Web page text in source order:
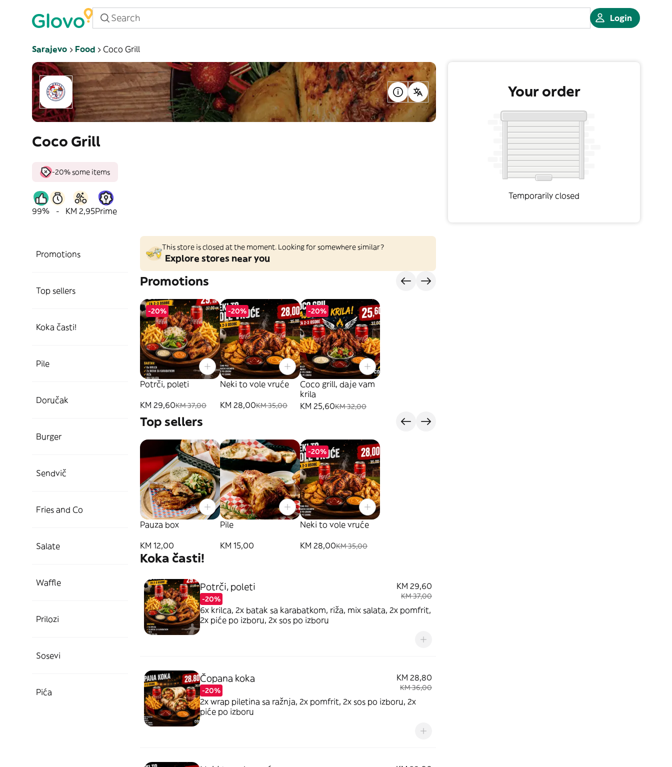
Login
Sarajevo Food Coco Grill
Coco Grill
-20% some items
99% - KM 2,95Prime
Promotions
Top sellers
Koka časti!
Pile
Doručak
Burger
Sendvič
Fries and Co
Salate
Waffle
Prilozi
Sosevi
Pića
This store is closed at the moment. Looking for somewhere similar?
Explore stores near you
Promotions
-20%
Potrči, poleti
KM 29,60KM 37,00
-20%
Neki to vole vruće
KM 28,00KM 35,00
-20%
Coco grill, daje vam
krila
KM 25,60KM 32,00
Top sellers
Pauza box
KM 12,00
Pile
KM 15,00
-20%
Neki to vole vruće
KM 28,00KM 35,00
Koka časti!
Potrči, poleti
-20%
KM 29,60
KM 37,00
6x krilca, 2x batak sa karabatkom, riža, mix salata, 2x pomfrit,
2x piće po izboru, 2x sos po izboru
Čopana koka
-20%
KM 28,80
KM 36,00
2x wrap piletina sa ražnja, 2x pomfrit, 2x sos po izboru, 2x
piće po izboru
Your order
Temporarily closed